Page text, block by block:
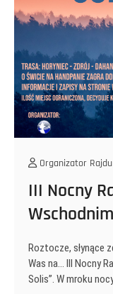
nami!
Organizator Rajdu
III Nocny
Roztocze, słynące
Was na… III Nocny
Solis”. W mroku